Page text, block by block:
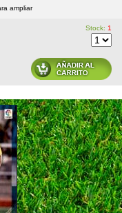
ampliar
Stock: 1